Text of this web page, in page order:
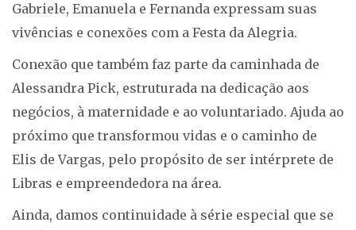
Gabriele, Emanuela e Fernanda expressam suas
vivências e conexões com a Festa da Alegria.
Conexão que também faz parte da caminhada de
Alessandra Pick, estruturada na dedicação aos
negócios, à maternidade e ao voluntariado. Ajuda ao
próximo que transformou vidas e o caminho de
Elis de Vargas, pelo propósito de ser intérprete de
Libras e empreendedora na área.
Ainda, damos continuidade à série especial que se